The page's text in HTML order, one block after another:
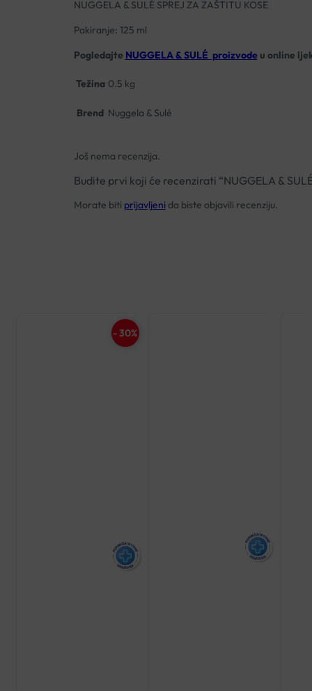
NUGGELA & SULÉ SPREJ ZA ZAŠTITU KOSE
Pakiranje: 125 ml
Pogledajte NUGGELA & SULÉ proizvodeu online
Težina 0.5 kg
Brend Nuggela & Sulé
Još nema recenzija.
Budite prvi koji će recenzirati “NUGGELA &
Morate biti prijavljeni da biste objavili recenziju.
- 30%